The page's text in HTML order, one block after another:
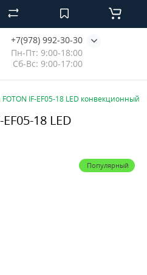
+7(978) 992-30-30
Пн-Пт: 9:00-18:00
Сб-Вс: 9:00-17:00
FOTON IF-EF05-18 LED конвекционный
18 LED
Популярный